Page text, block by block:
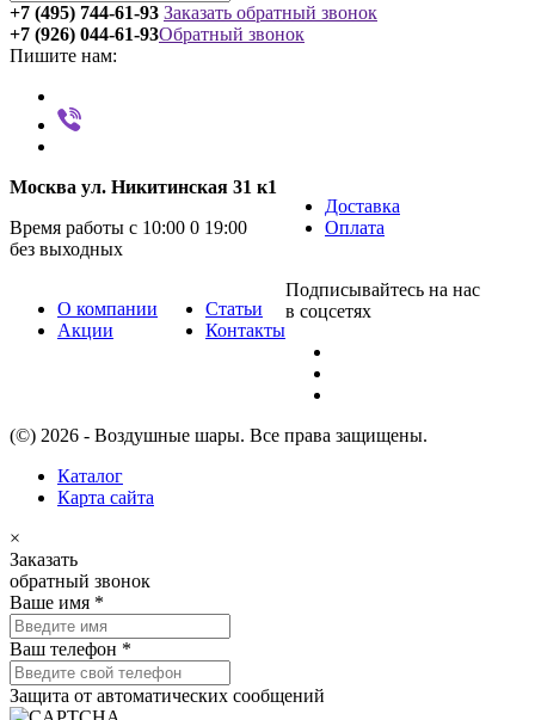
+7 (495) 744-61-93 Заказать обратный звонок
+7 (926) 044-61-93
Пишите нам:
Обратный звонок
Москва ул. Никитинская 31 к1
Время работы с 10:00 0 19:00
без выходных
Доставка
Оплата
О компании
Акции
Статьи
Контакты
Подписывайтесь на нас
в соцсетях
(©) 2026 - Воздушные шары. Все права защищены.
Каталог
Карта сайта
×
Заказать
обратный звонок
Ваше имя *
Ваш телефон *
Защита от автоматических сообщений